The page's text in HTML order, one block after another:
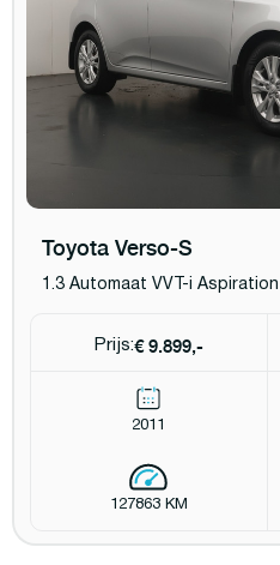
Toyota Verso-S
1.3 Automaat VVT-i
Prijs:€ 9.899,-
2011
127863 KM